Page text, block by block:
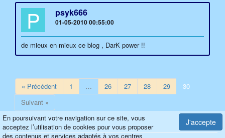
En poursuivant votre navigation sur ce site, vous
acceptez l’utilisation de cookies pour vous proposer
des contenus et services adaptés à vos centres
J'accepte
P psyk666
01-05-2010 00:55:00
de mieux en mieux ce blog , DarK power !!
« Précédent 1 … 26 27 28 29
30
Suivant »